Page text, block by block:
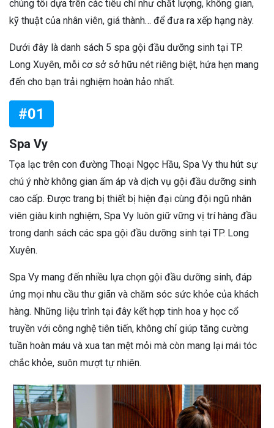
chúng tôi dựa trên các tiêu chí như chất lượng, không gian,
kỹ thuật của nhân viên, giá thành… để đưa ra xếp hạng này.
Dưới đây là danh sách 5 spa gội đầu dưỡng sinh tại TP.
Long Xuyên, mỗi cơ sở sở hữu nét riêng biệt, hứa hẹn mang
đến cho bạn trải nghiệm hoàn hảo nhất.
#01
Spa Vy
Tọa lạc trên con đường Thoại Ngọc Hầu, Spa Vy thu hút sự
chú ý nhờ không gian ấm áp và dịch vụ gội đầu dưỡng sinh
cao cấp. Được trang bị thiết bị hiện đại cùng đội ngũ nhân
viên giàu kinh nghiệm, Spa Vy luôn giữ vững vị trí hàng đầu
trong danh sách các spa gội đầu dưỡng sinh tại TP. Long
Xuyên.
Spa Vy mang đến nhiều lựa chọn gội đầu dưỡng sinh, đáp
ứng mọi nhu cầu thư giãn và chăm sóc sức khỏe của khách
hàng. Những liệu trình tại đây kết hợp tinh hoa y học cổ
truyền với công nghệ tiên tiến, không chỉ giúp tăng cường
tuần hoàn máu và xua tan mệt mỏi mà còn mang lại mái tóc
chắc khỏe, suôn mượt tự nhiên.